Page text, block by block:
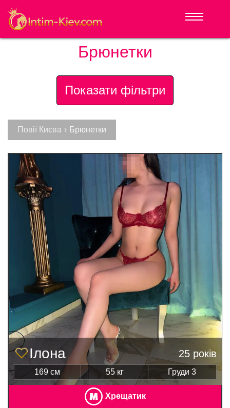
Брюнетки
Показати фільтри
Повії Києва › Брюнетки
Ілона 25 років
169 см 55 кг Груди 3
Хрещатик